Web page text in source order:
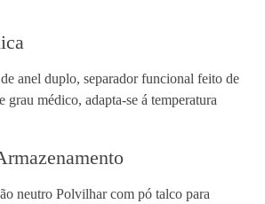
anel duplo, separador funcional feito de
grau médico, adapta-se á temperatura
neutro Polvilhar com pó talco para